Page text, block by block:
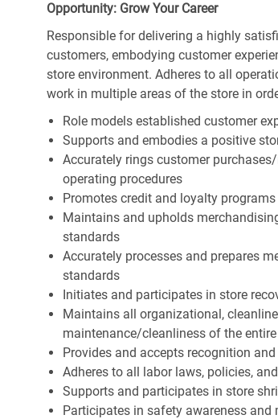
Opportunity: Grow Your Career
Responsible for delivering a highly
customers, embodying customer
store environment. Adheres to all
work in multiple areas of the store in
Role models established customer
Supports and embodies a positive
Accurately rings customer
operating procedures
Promotes credit and loyalty programs
Maintains and upholds
standards
Accurately processes and prepares
standards
Initiates and participates in store
Maintains all organizational,
maintenance/cleanliness of the
Provides and accepts recognition
Adheres to all labor laws, policies,
Supports and participates in store
Participates in safety awareness